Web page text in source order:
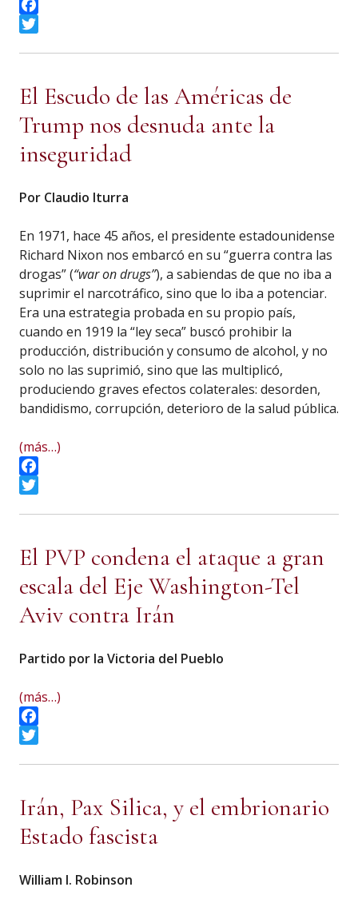
Facebook
El Escudo de las Américas de
Trump nos desnuda ante la
inseguridad
Por Claudio Iturra
En 1971, hace 45 años, el presidente estadounidense
Richard Nixon nos embarcó en su “guerra contra las
drogas” (“war on drugs”), a sabiendas de que no iba a
suprimir el narcotráfico, sino que lo iba a potenciar.
Era una estrategia probada en su propio país,
cuando en 1919 la “ley seca” buscó prohibir la
producción, distribución y consumo de alcohol, y no
solo no las suprimió, sino que las multiplicó,
produciendo graves efectos colaterales: desorden,
bandidismo, corrupción, deterioro de la salud pública.
(más…)
Facebook
El PVP condena el ataque a gran
escala del Eje Washington-Tel
Aviv contra Irán
Partido por la Victoria del Pueblo
(más…)
Facebook
Irán, Pax Silica, y el embrionario
Estado fascista
William I. Robinson